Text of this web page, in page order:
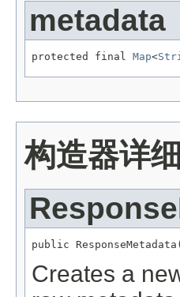
metadata
protected final Map<
构造器详
public ResponseMetadata(
Creates a